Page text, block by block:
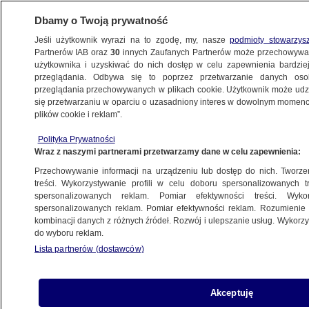
KONKRET24
ŚWIAT
żadnych dowodów
Zuzanna Karczewska
21.01.2025, 13:53
Udostępnij
Dbamy o Twoją prywatność
Jeśli użytkownik wyrazi na to zgodę, my, naszepodmioty
Partnerów IAB oraz30 innych Zaufanych Partnerów może
użytkownika i uzyskiwać do nich dostęp w celu zapewnienia
przeglądania. Odbywa się to poprzez przetwarzanie danych
przeglądania przechowywanych w plikach cookie. Użytkownik może
się przetwarzaniu w oparciu o uzasadniony interes w dowolnym
plików cookie i reklam”.
Polityka Prywatności
Wraz z naszymi partnerami przetwarzamy dane w celu zapewnienia:
Przechowywanie informacji na urządzeniu lub dostęp do nich.
treści. Wykorzystywanie profili w celu doboru spersonalizowanych
spersonalizowanych reklam. Pomiar efektywności treści.
spersonalizowanych reklam. Pomiar efektywności reklam.
kombinacji danych z różnych źródeł. Rozwój i ulepszanie usług.
do wyboru reklam.
Lista partnerów (dostawców)
Akceptuję